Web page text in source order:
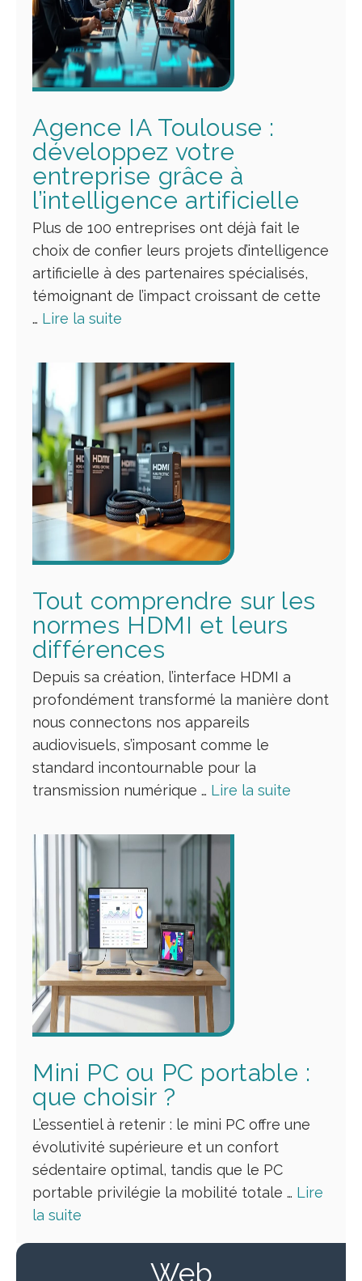
Agence IA Toulouse :
développez votre
entreprise grâce à
l’intelligence artificielle
Plus de 100 entreprises ont déjà fait le
choix de confier leurs projets d’intelligence
artificielle à des partenaires spécialisés,
témoignant de l’impact croissant de cette
… Lire la suite
Tout comprendre sur les
normes HDMI et leurs
différences
Depuis sa création, l’interface HDMI a
profondément transformé la manière dont
nous connectons nos appareils
audiovisuels, s’imposant comme le
standard incontournable pour la
transmission numérique … Lire la suite
Mini PC ou PC portable :
que choisir ?
L’essentiel à retenir : le mini PC offre une
évolutivité supérieure et un confort
sédentaire optimal, tandis que le PC
portable privilégie la mobilité totale … Lire
la suite
Web